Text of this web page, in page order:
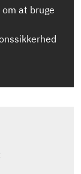
at bruge